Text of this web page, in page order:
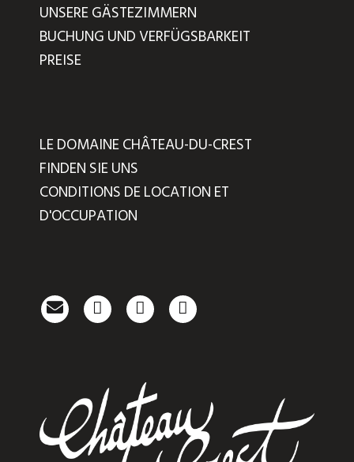
UNSERE GÄSTEZIMMERN
BUCHUNG UND VERFÜGSBARKEIT
PREISE
LE DOMAINE CHÂTEAU-DU-CREST
FINDEN SIE UNS
CONDITIONS DE LOCATION ET
D'OCCUPATION